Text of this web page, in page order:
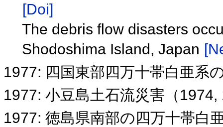
[Doi]
The debris flow disasters
Shodoshima Island, Japan
1977: 四国東部四万十帯白亜系
1977: 小豆島土石流災害（
1977: 徳島県南部の四万十帯白